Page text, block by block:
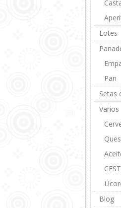
Lotes
Pan
Setas
Varios
Blog